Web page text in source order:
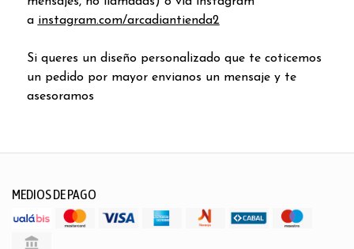
a instagram.com/arcadiantienda2
Si queres un diseño personalizado que te coticemos
un pedido por mayor envianos un mensaje y te
asesoramos
MEDIOS DE PAGO